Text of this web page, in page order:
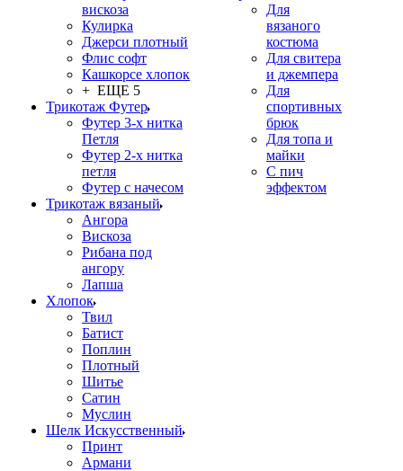
вискоза
Кулирка
Джерси плотный
Флис софт
Кашкорсе хлопок
+ ЕЩЕ 5
Трикотаж Футер
Футер 3-х нитка
Петля
Футер 2-х нитка
петля
Футер с начесом
Трикотаж вязаный
Ангора
Вискоза
Рибана под
ангору
Лапша
Хлопок
Твил
Батист
Поплин
Плотный
Шитье
Сатин
Муслин
Шелк Искусственный
Принт
Армани
Для
вязаного
костюма
Для свитера
и джемпера
Для
спортивных
брюк
Для топа и
майки
С пич
эффектом